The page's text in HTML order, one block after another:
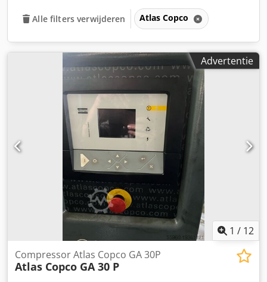
Alle filters verwijderen Atlas Copco
Advertentie
1 / 12
Compressor Atlas Copco GA 30P
Atlas Copco GA 30 P